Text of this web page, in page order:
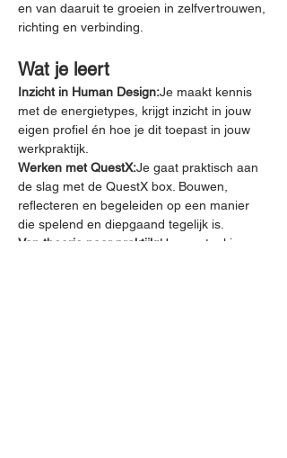
en van daaruit te groeien in zelfvertrouwen,
richting en verbinding.
Wat je leert
Inzicht in Human Design:Je maakt kennis
met de energietypes, krijgt inzicht in jouw
eigen profiel én hoe je dit toepast in jouw
werkpraktijk.
Werken met QuestX:Je gaat praktisch aan
de slag met de QuestX box. Bouwen,
reflecteren en begeleiden op een manier
die spelend en diepgaand tegelijk is.
Van theorie naar praktijk:Hoe vertaal je